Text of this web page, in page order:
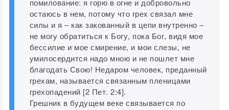
помилование: я горю в огне и добровольно
остаюсь в нем, потому что грех связал мне
силы и я ‒ как закованный в цепи внутренно ‒
не могу обратиться к Богу, пока Бог, видя мое
бессилие и мое смирение, и мои слезы, не
умилосердится надо мною и не пошлет мне
благодать Свою! Недаром человек, преданный
грехам, называется связанным пленицами
грехопадений [2 Пет. 2:4].
Грешник в будущем веке связывается по